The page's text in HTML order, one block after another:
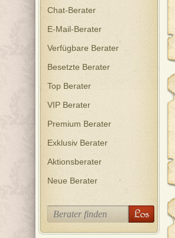
Chat-Berater
E-Mail-Berater
Verfügbare Berater
Besetzte Berater
Top Berater
VIP Berater
Premium Berater
Exklusiv Berater
Aktionsberater
Neue Berater